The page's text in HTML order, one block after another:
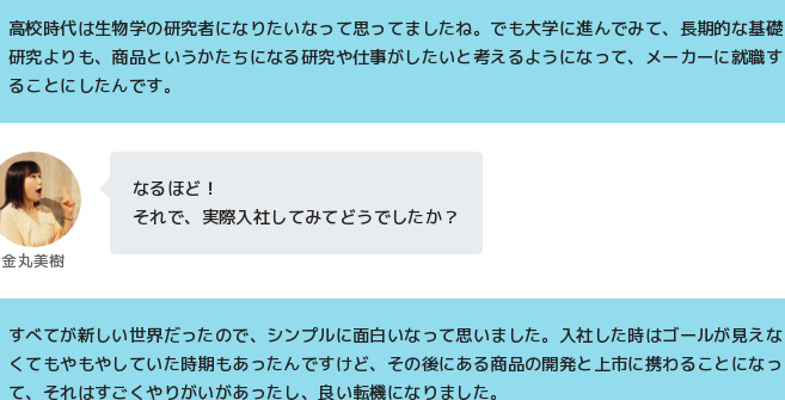
高校時代は生物学の研究者になりたいなって思ってましたね。でも大学に進んでみて、長期的な基礎
研究よりも、商品というかたちになる研究や仕事がしたいと考えるようになって、メーカーに就職す
ることにしたんです。
金丸美樹
なるほど！
それで、実際入社してみてどうでしたか？
すべてが新しい世界だったので、シンプルに面白いなって思いました。入社した時はゴールが見えな
くてもやもやしていた時期もあったんですけど、その後にある商品の開発と上市に携わることになっ
て、それはすごくやりがいがあったし、良い転機になりました。